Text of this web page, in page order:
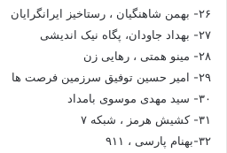
۲۶- بهمن شاهنگیان ، رستاخیز ایرانگرایان
۲۷- بهداد جاودان، پگاه نیک اندیشی
۲۸- مینو همتی ، رهایی زن
۲۹- امیر حسین توفیق سرزمین فرصت ها
۳۰- سید مهدی موسوی بامداد
۳۱- کشیش هرمز ، شبکه ۷
۳۲-بهنام پارسی ، ۹۱۱